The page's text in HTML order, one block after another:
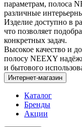
параметрам, полоса
различные
Изделие доступно в
что позволяет
конкретных задач.
Высокое качество и
полосу NEEXY
и бытового
Интернет-магазин
Каталог
Бренды
Акции